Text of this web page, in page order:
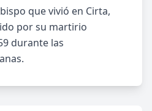
que vivió en Cirta,
por su martirio
durante las